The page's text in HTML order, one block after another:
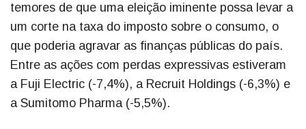
temores de que uma eleição iminente possa levar a
um corte na taxa do imposto sobre o consumo, o
que poderia agravar as finanças públicas do país.
Entre as ações com perdas expressivas estiveram
a Fuji Electric (-7,4%), a Recruit Holdings (-6,3%) e
a Sumitomo Pharma (-5,5%).